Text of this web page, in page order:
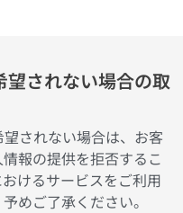
されない場合の取
されない場合は、お客
報の提供を拒否するこ
けるサービスをご利用
めご了承ください。